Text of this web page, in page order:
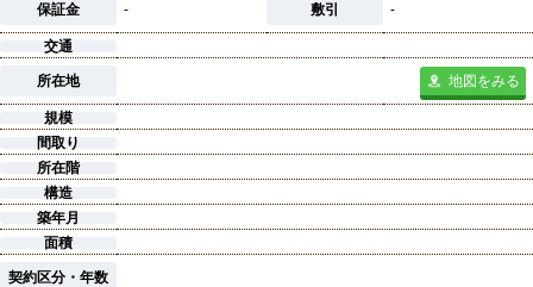
保証金 - 敷引 -
交通
所在地 地図をみる
規模
間取り
所在階
構造
築年月
面積
契約区分・年数